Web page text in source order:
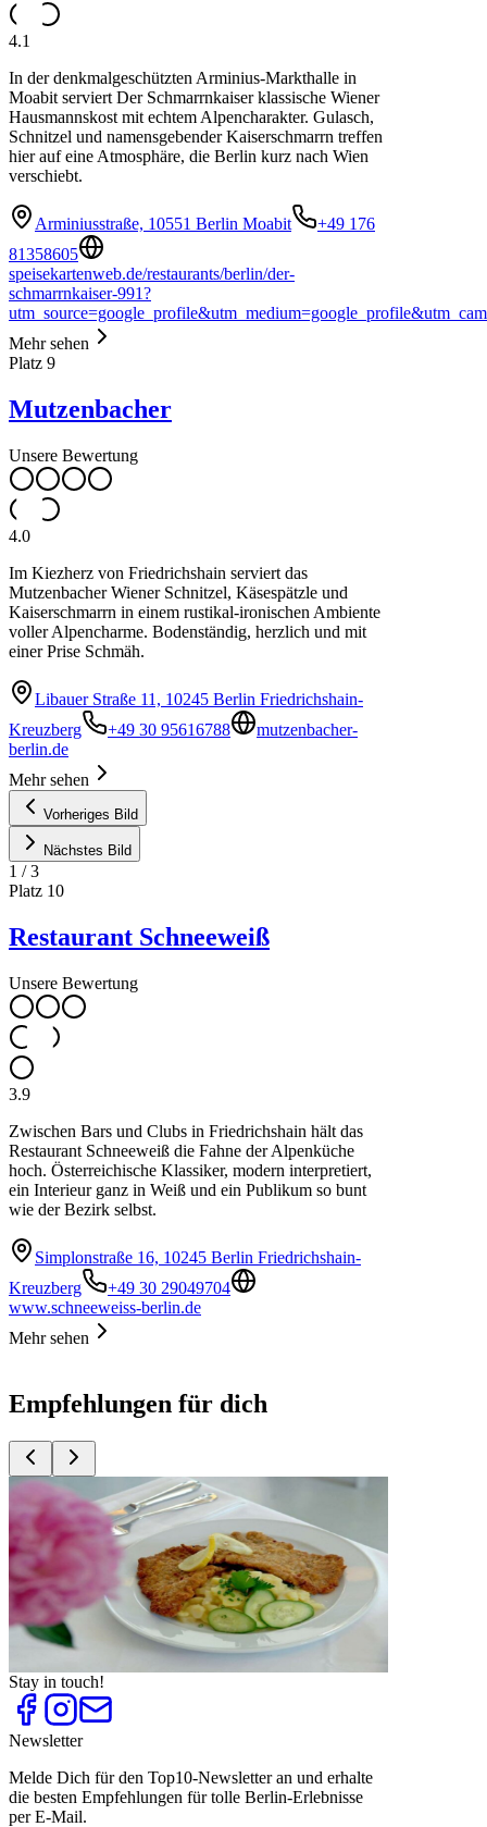
4.1
In der denkmalgeschützten Arminius-Markthalle in
Moabit serviert Der Schmarrnkaiser klassische Wiener
Hausmannskost mit echtem Alpencharakter. Gulasch,
Schnitzel und namensgebender Kaiserschmarrn treffen
hier auf eine Atmosphäre, die Berlin kurz nach Wien
verschiebt.
Arminiusstraße, 10551 Berlin Moabit
+49 176
81358605
speisekartenweb.de/restaurants/berlin/der-
schmarrnkaiser-991?
Mehr sehen
Platz 9
Mutzenbacher
Unsere Bewertung
4.0
Im Kiezherz von Friedrichshain serviert das
Mutzenbacher Wiener Schnitzel, Käsespätzle und
Kaiserschmarrn in einem rustikal-ironischen Ambiente
voller Alpencharme. Bodenständig, herzlich und mit
einer Prise Schmäh.
Libauer Straße 11, 10245 Berlin Friedrichshain-
Kreuzberg
+49 30 95616788
mutzenbacher-
berlin.de
Mehr sehen
Vorheriges Bild
Nächstes Bild
1 /3
Platz 10
Restaurant Schneeweiß
Unsere Bewertung
3.9
Zwischen Bars und Clubs in Friedrichshain hält das
Restaurant Schneeweiß die Fahne der Alpenküche
hoch. Österreichische Klassiker, modern interpretiert,
ein Interieur ganz in Weiß und ein Publikum so bunt
wie der Bezirk selbst.
Simplonstraße 16, 10245 Berlin Friedrichshain-
Kreuzberg
+49 30 29049704
www.schneeweiss-berlin.de
Mehr sehen
Empfehlungen für dich
Top10
Bayerische Küche
Top
10
Berliner Brauhäuser
Top10
Berliner Restaurants
Top 10
Neue deutsche Küche
Top10
Original Wiener Schnitzel
Stay in touch!
Newsletter
Melde Dich für den Top10-Newsletter an und erhalte
die besten Empfehlungen für tolle Berlin-Erlebnisse
per E-Mail.